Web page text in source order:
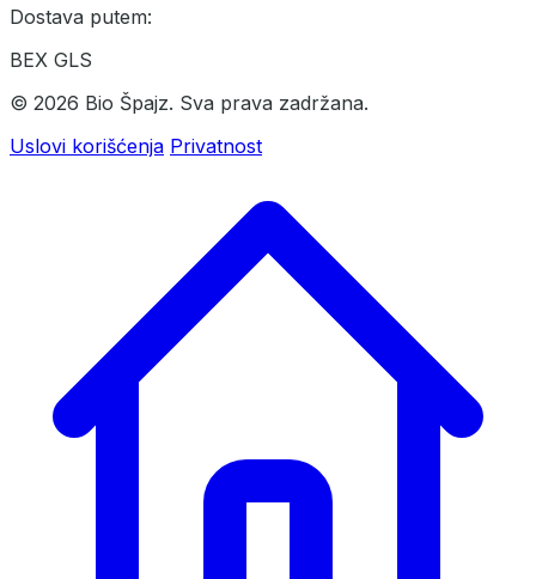
Dostava putem:
BEX GLS
© 2026 Bio Špajz. Sva prava zadržana.
Uslovi korišćenja Privatnost